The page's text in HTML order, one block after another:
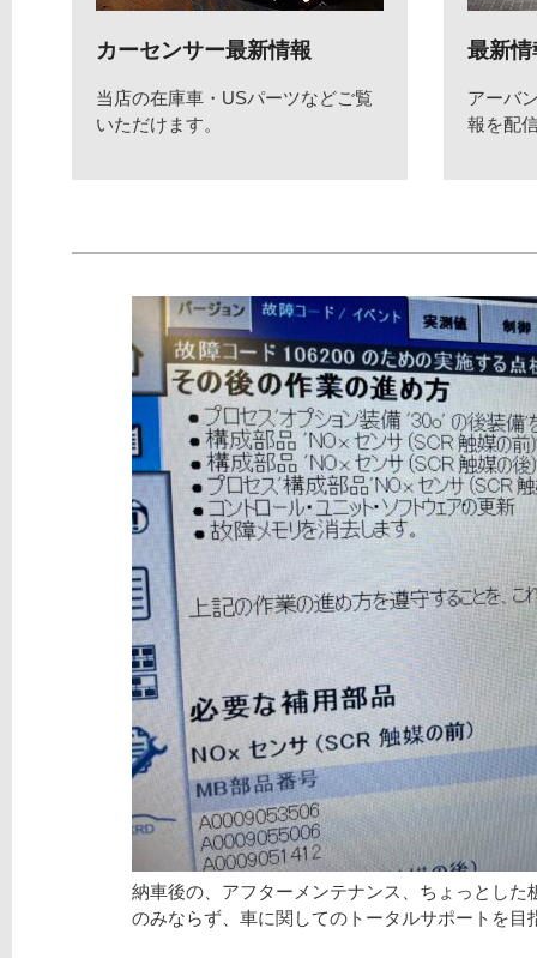
カーセンサー最新情報
当店の在庫車・USパーツなどご覧
いただけます。
最新情
アーバ
報を配
納車後の、アフターメンテナンス、ちょっとした
のみならず、車に関してのトータルサポートを目